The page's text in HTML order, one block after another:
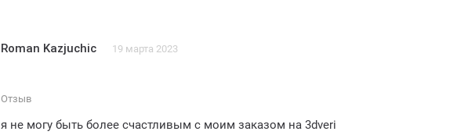
Roman Kazjuchic 19 марта 2023
Отзыв
я не могу быть более счастливым с моим заказом на 3dveri